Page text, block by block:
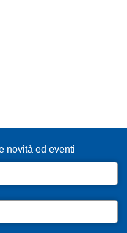
novità ed eventi